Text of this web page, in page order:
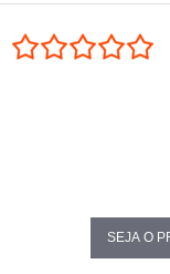
SEJA O